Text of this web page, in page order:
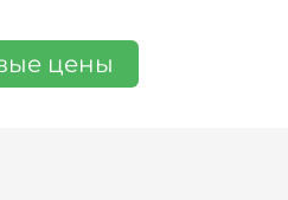
цены